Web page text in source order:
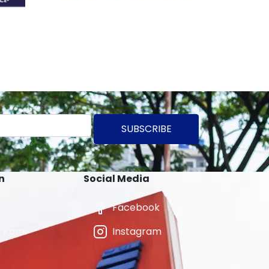
SUBSCRIBE
Social Media
Facebook
Instagram